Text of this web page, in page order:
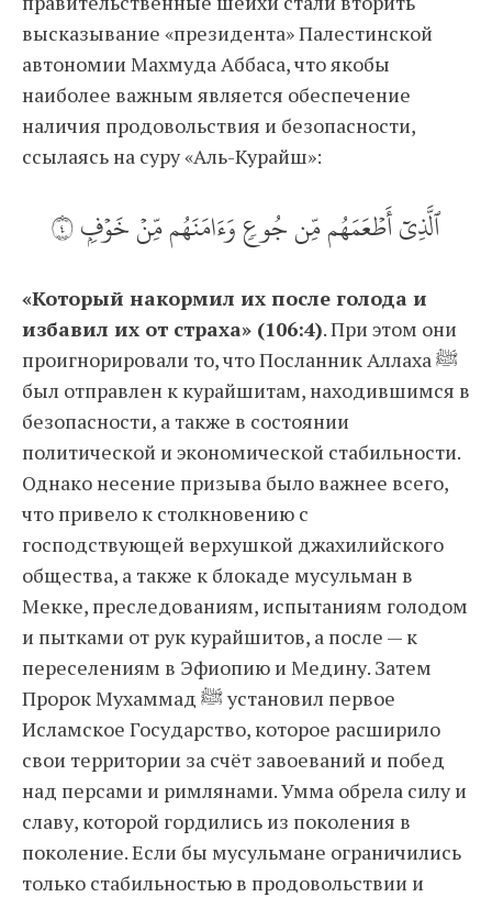
высказывание «президента» Палестинской
автономии Махмуда Аббаса, что якобы
наиболее важным является обеспечение
наличия продовольствия и безопасности,
ссылаясь на суру «Аль-Курайш»:
ٱلَّذِيٓ أَطۡعَمَهُم مِّن جُوعٖ وَءَامَنَهُم مِّنۡ خَوۡفِۢ ٤
«Который накормил их после голода и
избавил их от страха» (106:4). При этом они
проигнорировали то, что Посланник Аллаха ﷺ
был отправлен к курайшитам, находившимся в
безопасности, а также в состоянии
политической и экономической стабильности.
Однако несение призыва было важнее всего,
что привело к столкновению с
господствующей верхушкой джахилийского
общества, а также к блокаде мусульман в
Мекке, преследованиям, испытаниям голодом
и пытками от рук курайшитов, а после — к
переселениям в Эфиопию и Медину. Затем
Пророк Мухаммад ﷺ установил первое
Исламское Государство, которое расширило
свои территории за счёт завоеваний и побед
над персами и римлянами. Умма обрела силу и
славу, которой гордились из поколения в
поколение. Если бы мусульмане ограничились
только стабильностью в продовольствии и